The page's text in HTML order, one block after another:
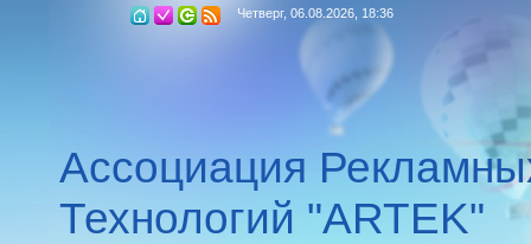
Четверг, 06.08.2026, 18:36
Ассоциация
Технологий "ARTEK"